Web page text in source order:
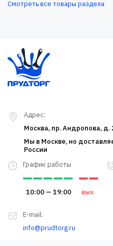
Смотреть все товары раздела
График работы
10:00 — 19:00 вых
E-mail:
info@prudtorg.ru
Адрес:
Москва, пр. Андропова, д.
Мы в Москве, но
России